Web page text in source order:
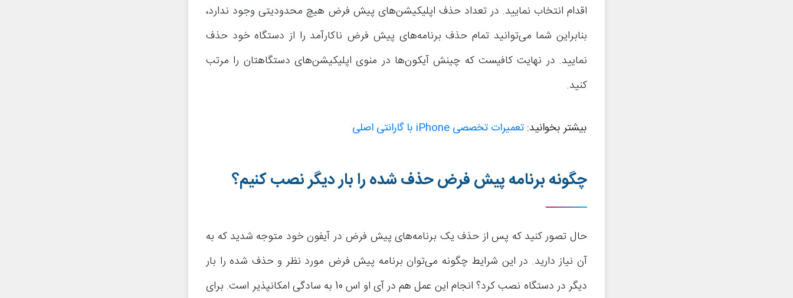
اقدام انتخاب نمایید. در تعداد حذف اپلیکیشن‌های پیش فرض هیچ محدودیتی وجود ندارد،
بنابراین شما می‌توانید تمام حذف برنامه‌های پیش فرض ناکارآمد را از دستگاه خود حذف
نمایید. در نهایت کافیست که چینش آیکون‌ها در منوی اپلیکیشن‌های دستگاهتان را مرتب
کنید.
بیشتر بخوانید:تعمیرات تخصصی iPhone با گارانتی اصلی
چگونه برنامه پیش فرض حذف شده را بار دیگر نصب کنیم؟
حال تصور کنید که پس از حذف یک برنامه‌های پیش فرض در آیفون خود متوجه شدید که به
آن نیاز دارید. در این شرایط چگونه می‌توان برنامه پیش فرض مورد نظر و حذف شده را بار
دیگر در دستگاه نصب کرد؟ انجام این عمل هم در آی او اس 10 به سادگی امکانپذیر است. برای